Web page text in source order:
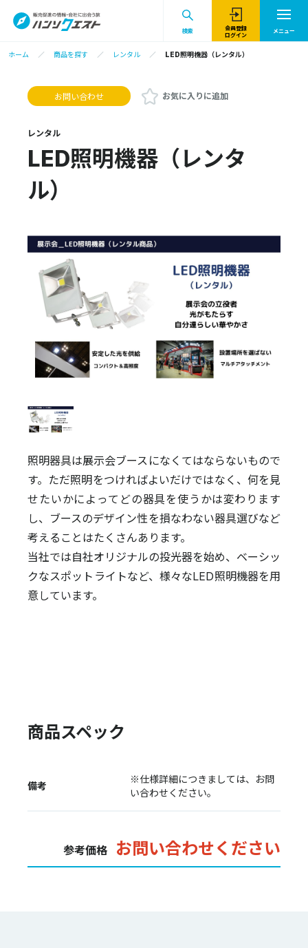
検索
会員登録
ログイン
メニュー
ホーム 商品を探す レンタル LED照明機器（レンタル）
お問い合わせ お気に入りに追加
レンタル
LED照明機器（レンタ
ル）
照明器具は展示会ブースになくてはならないもので
す。ただ照明をつければよいだけではなく、何を見
せたいかによってどの器具を使うかは変わります
し、ブースのデザイン性を損なわない器具選びなど
考えることはたくさんあります。
当社では自社オリジナルの投光器を始め、ベーシッ
クなスポットライトなど、様々なLED照明機器を用
意しています。
商品スペック
備考
※仕様詳細につきましては、お問
い合わせください。
参考価格 お問い合わせください